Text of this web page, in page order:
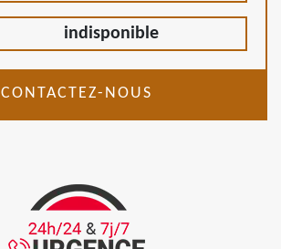
indisponible
CONTACTEZ-NOUS